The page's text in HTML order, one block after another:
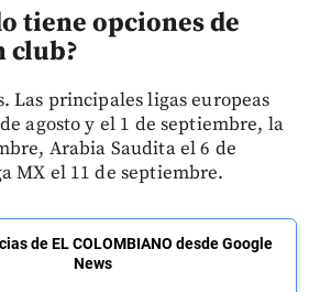
tiene opciones de
club?
Las principales ligas europeas
agosto y el 1 de septiembre, la
Arabia Saudita el 6 de
MX el 11 de septiembre.
de EL COLOMBIANO desde Google
News